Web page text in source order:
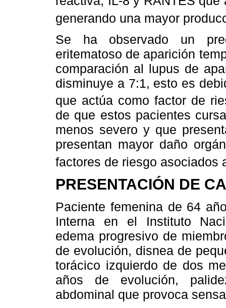
generando una mayor
Se ha observado un
eritematoso de aparición
comparación al lupus de
disminuye a 7:1, esto es
que actúa como factor de
de que estos pacientes
menos severo y que
presentan mayor daño
factores de riesgo asociados
PRESENTACIÓN DE
Paciente femenina de 64
Interna en el Instituto
edema progresivo de
de evolución, disnea de
torácico izquierdo de dos
años de evolución,
abdominal que provoca